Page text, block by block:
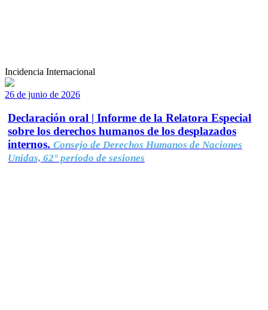
Incidencia Internacional
26 de junio de 2026
Declaración oral | Informe de la Relatora Especial
sobre los derechos humanos de los desplazados
internos. Consejo de Derechos Humanos de Naciones
Unidas, 62° período de sesiones